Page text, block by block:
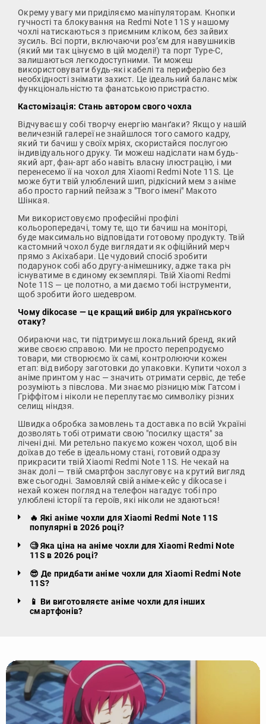
Окрему увагу ми приділяємо маніпуляторам. Кнопки
гучності та блокування на Redmi Note 11S у нашому
чохлі натискаються з приємним кліком, без зайвих
зусиль. Всі порти, включаючи роз’єм для навушників
(який ми так цінуємо в цій моделі!) та порт Type-C,
залишаються легкодоступними. Ти можеш
використовувати будь-які кабелі та периферію без
необхідності знімати захист. Це ідеальний баланс між
функціональністю та фанатською пристрастю.
Кастомізація: Стань автором свого чохла
Відчуваєш у собі творчу енергію манґаки? Якщо у нашій
величезній галереї не знайшлося того самого кадру,
який ти бачиш у своїх мріях, скористайся послугою
індивідуального друку. Ти можеш надіслати нам будь-
який арт, фан-арт або навіть власну ілюстрацію, і ми
перенесемо її на чохол для Xiaomi Redmi Note 11S. Це
може бути твій улюблений шип, рідкісний мем з аніме
або просто гарний пейзаж з "Твого імені" Макото
Шінкая.
Ми використовуємо професійні профілі
кольоропередачі, тому те, що ти бачиш на моніторі,
буде максимально відповідати готовому продукту. Твій
кастомний чохол буде виглядати як офіційний мерч
прямо з Акіхабари. Це чудовий спосіб зробити
подарунок собі або другу-анімешнику, адже така річ
існуватиме в єдиному екземплярі. Твій Xiaomi Redmi
Note 11S — це полотно, а ми даємо тобі інструменти,
щоб зробити його шедевром.
Чому dikocase — це кращий вибір для українського
отаку?
Обираючи нас, ти підтримуєш локальний бренд, який
живе своєю справою. Ми не просто перепродуємо
товари, ми створюємо їх самі, контролюючи кожен
етап: від вибору заготовки до упаковки. Купити чохол з
аніме принтом у нас — значить отримати сервіс, де тебе
розуміють з півслова. Ми знаємо різницю між Гатсом і
Гріффітом і ніколи не переплутаємо символіку різних
селищ ніндзя.
Швидка обробка замовлень та доставка по всій Україні
дозволять тобі отримати свою "посилку щастя" за
лічені дні. Ми ретельно пакуємо кожен чохол, щоб він
доїхав до тебе в ідеальному стані, готовий одразу
прикрасити твій Xiaomi Redmi Note 11S. Не чекай на
знак долі — твій смартфон заслуговує на крутий вигляд
вже сьогодні. Замовляй свій аніме-кейс у dikocase і
нехай кожен погляд на телефон нагадує тобі про
улюблені історії та героїв, які ніколи не здаються!
🔥 Які аніме чохли для Xiaomi Redmi Note 11S
популярні в 2026 році?
🧐 Яка ціна на аніме чохли для Xiaomi Redmi Note
11S в 2026 році?
😎 Де придбати аніме чохли для Xiaomi Redmi Note
11S?
📱 Ви виготовляєте аніме чохли для інших
смартфонів?